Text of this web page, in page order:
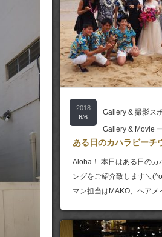
2018
6/6
Gallery & 撮影ス
Gallery & Movie
ある日のカハラビー
Aloha！ 本日はある日のカ
ングをご紹介致します＼
マン担当はMAKO、ヘア